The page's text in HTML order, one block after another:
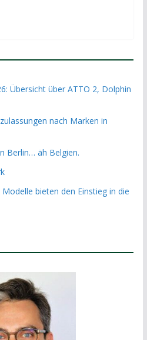
Übersicht über ATTO 2, Dolphin
nach Marken in
Berlin… äh Belgien.
bieten den Einstieg in die